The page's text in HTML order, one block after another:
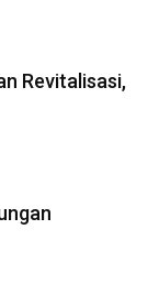
Revitalisasi,